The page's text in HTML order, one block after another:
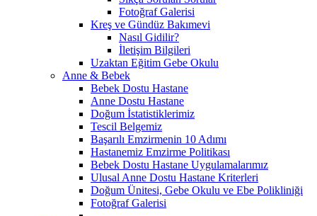
Fotoğraf Galerisi
Kreş ve Gündüz Bakımevi
Nasıl Gidilir?
İletişim Bilgileri
Uzaktan Eğitim Gebe Okulu
Anne & Bebek
Bebek Dostu Hastane
Anne Dostu Hastane
Doğum İstatistiklerimiz
Tescil Belgemiz
Başarılı Emzirmenin 10 Adımı
Hastanemiz Emzirme Politikası
Bebek Dostu Hastane Uygulamalarımız
Ulusal Anne Dostu Hastane Kriterleri
Doğum Ünitesi, Gebe Okulu ve Ebe Polikliniği
Fotoğraf Galerisi